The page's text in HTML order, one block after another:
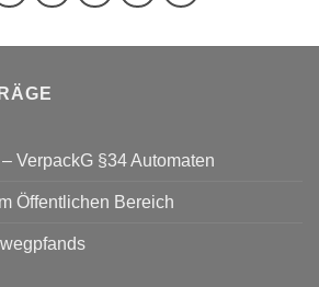
VerpackG §34 Automaten
Öffentlichen Bereich